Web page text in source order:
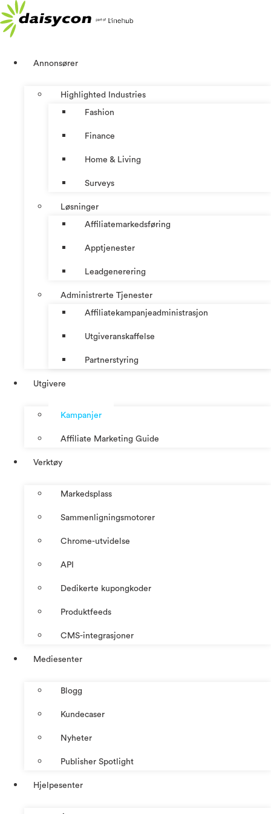
Skip
to
content
Annonsører
Highlighted Industries
Fashion
Finance
Home & Living
Surveys
Løsninger
Affiliatemarkedsføring
Apptjenester
Leadgenerering
Administrerte Tjenester
Affiliatekampanjeadministrasjon
Utgiveranskaffelse
Partnerstyring
Utgivere
Kampanjer
Affiliate Marketing Guide
Verktøy
Markedsplass
Sammenligningsmotorer
Chrome-utvidelse
API
Dedikerte kupongkoder
Produktfeeds
CMS-integrasjoner
Mediesenter
Blogg
Kundecaser
Nyheter
Publisher Spotlight
Hjelpesenter